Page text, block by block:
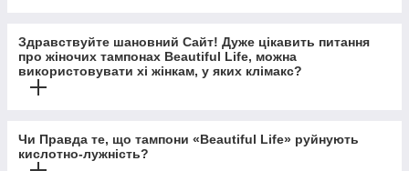
Здравствуйте шановний Сайт! Дуже цікавить питання
про жіночих тампонах Beautiful Life, можна
використовувати хі жінкам, у яких клімакс?
Чи Правда те, що тампони «Beautiful Life» руйнують
кислотно-лужність?